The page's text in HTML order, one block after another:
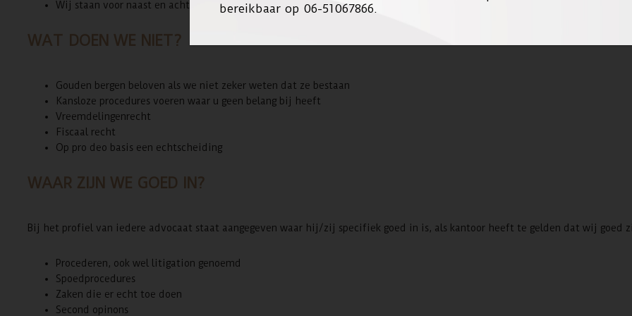
Wij staan voor naast en achter u
WAT DOEN WE NIET?
Gouden bergen beloven als we niet zeker weten dat ze bestaan
Kansloze procedures voeren waar u geen belang bij heeft
Vreemdelingenrecht
Fiscaal recht
Op pro deo basis een echtscheiding
WAAR ZIJN WE GOED IN?
Bij het profiel van iedere advocaat staat aangegeven waar hij/zij specifiek goed in is, als kantoor heeft te gelden dat wij goed
Procederen, ook wel litigation genoemd
Spoedprocedures
Zaken die er echt toe doen
Second opinons
bereikbaar op 06-51067866.